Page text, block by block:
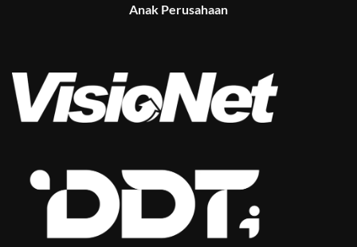
Anak Perusahaan